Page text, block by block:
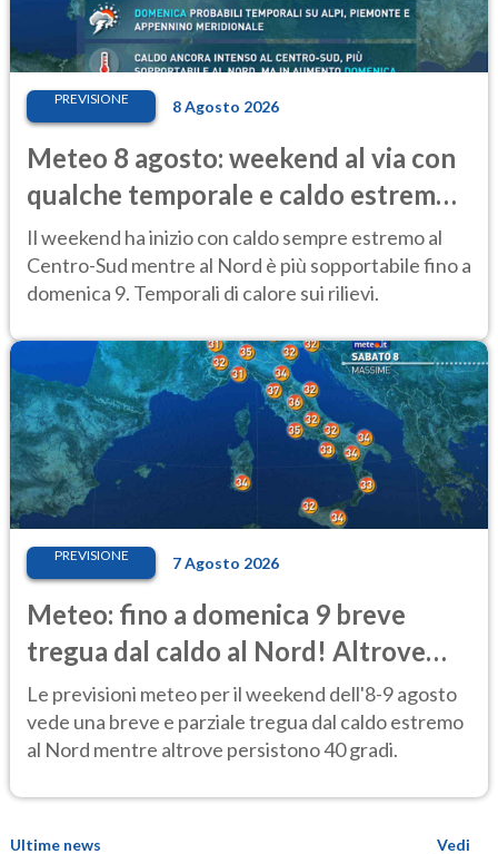
PREVISIONE 8 Agosto 2026
Meteo 8 agosto: weekend al via con
qualche temporale e caldo estremo
al Centro-Sud
Il weekend ha inizio con caldo sempre estremo al
Centro-Sud mentre al Nord è più sopportabile fino a
domenica 9. Temporali di calore sui rilievi.
PREVISIONE 7 Agosto 2026
Meteo: fino a domenica 9 breve
tregua dal caldo al Nord! Altrove
calura e afa
Le previsioni meteo per il weekend dell'8-9 agosto
vede una breve e parziale tregua dal caldo estremo
al Nord mentre altrove persistono 40 gradi.
Ultime news
Vedi